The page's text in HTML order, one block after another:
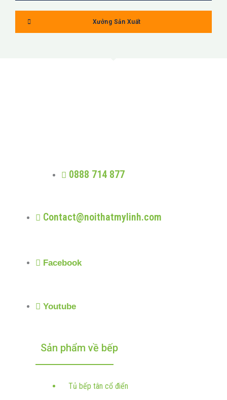
Xưởng Sản Xuất
0888 714 877
Contact@noithatmylinh.com
Facebook
Youtube
Sản phẩm về bếp
Tủ bếp tân cổ điển